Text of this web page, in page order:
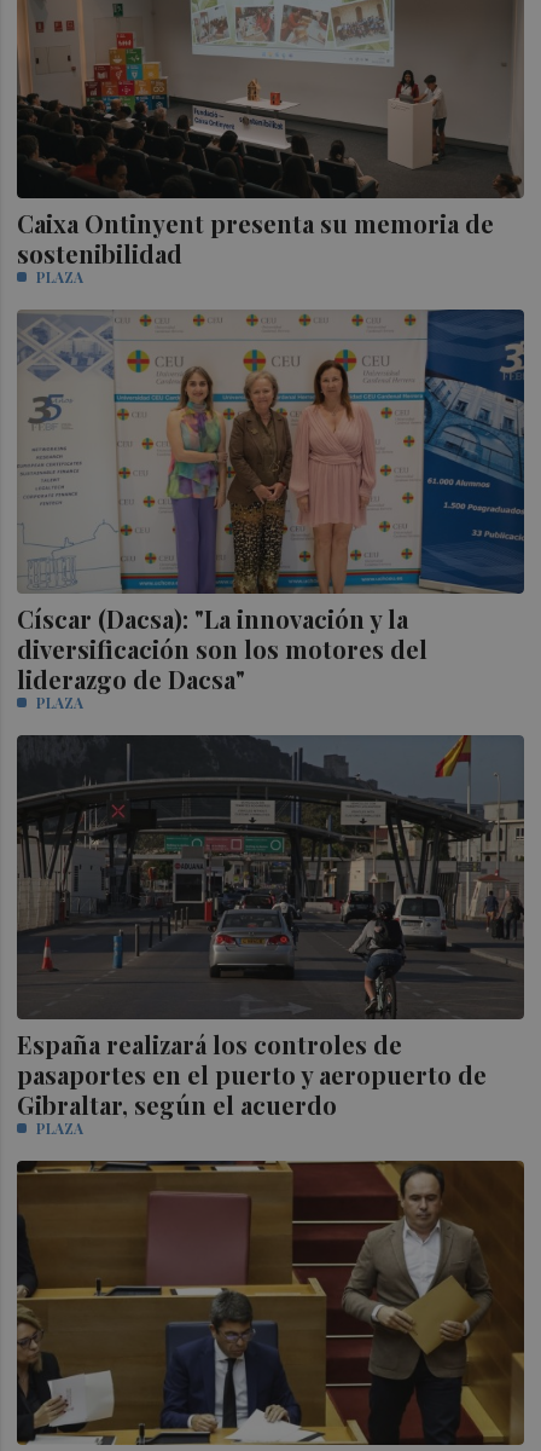
Caixa Ontinyent presenta su memoria de
sostenibilidad
PLAZA
Císcar (Dacsa): "La innovación y la
diversificación son los motores del
liderazgo de Dacsa"
PLAZA
España realizará los controles de
pasaportes en el puerto y aeropuerto de
Gibraltar, según el acuerdo
PLAZA